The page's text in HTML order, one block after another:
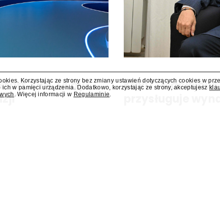
TVN 24 był
KRRiT:
Korzystając ze strony bez zmiany ustawień dotyczących cookies w
w pamięci urządzenia. Dodatkowo, korzystając ze strony, akceptujesz
. Więcej informacji w Regulaminie.